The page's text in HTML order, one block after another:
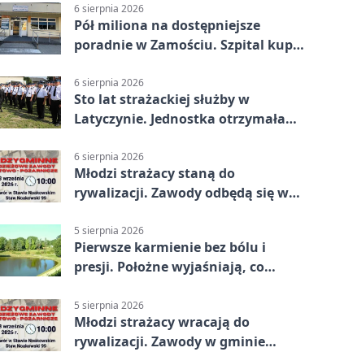
6 sierpnia 2026
Pół miliona na dostępniejsze
poradnie w Zamościu. Szpital kupi
6 sierpnia 2026
Sto lat strażackiej służby w
Latyczynie. Jednostka otrzymała
6 sierpnia 2026
Młodzi strażacy staną do
rywalizacji. Zawody odbędą się w
5 sierpnia 2026
Pierwsze karmienie bez bólu i
presji. Położne wyjaśniają, co
5 sierpnia 2026
Młodzi strażacy wracają do
rywalizacji. Zawody w gminie